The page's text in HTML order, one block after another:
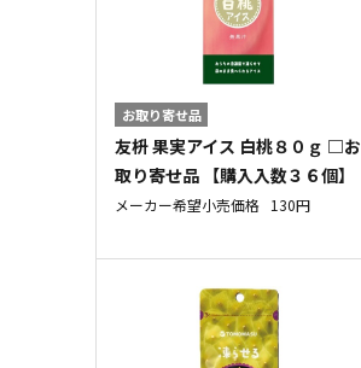
お取り寄せ品
友枡 果実アイス 白桃８０ｇ □お
取り寄せ品 【購入入数３６個】
メーカー希望小売価格 130円